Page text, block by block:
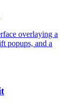
overlaying a
popups, and a